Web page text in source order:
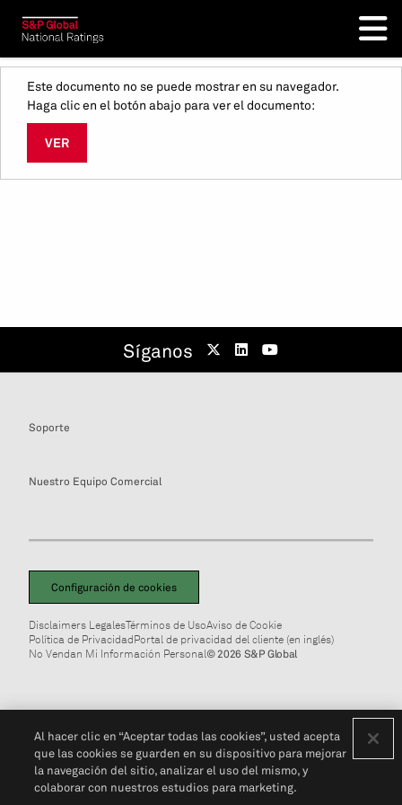
Este documento no se puede mostrar en su navegador.
Haga clic en el botón abajo para ver el documento:
VER
Síganos
Soporte
Nuestro Equipo Comercial
Configuración de cookies
Disclaimers LegalesTérminos de UsoAviso de Cookie
Política de PrivacidadPortal de privacidad del cliente (en inglés)
No Vendan Mi Información Personal© 2026 S&P Global
Al hacer clic en “Aceptar todas las cookies”, usted acepta
que las cookies se guarden en su dispositivo para mejorar
la navegación del sitio, analizar el uso del mismo, y
colaborar con nuestros estudios para marketing.